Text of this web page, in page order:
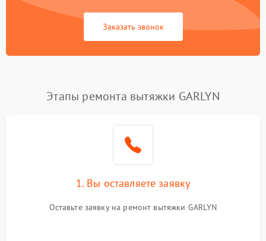
Заказать звонок
Этапы ремонта вытяжки GARLYN
1. Вы оставляете заявку
Оставьте заявку на ремонт вытяжки GARLYN